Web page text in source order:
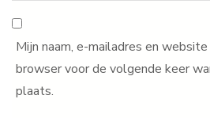
Mijn naam, e-mailadres en
browser voor de volgende keer
plaats.